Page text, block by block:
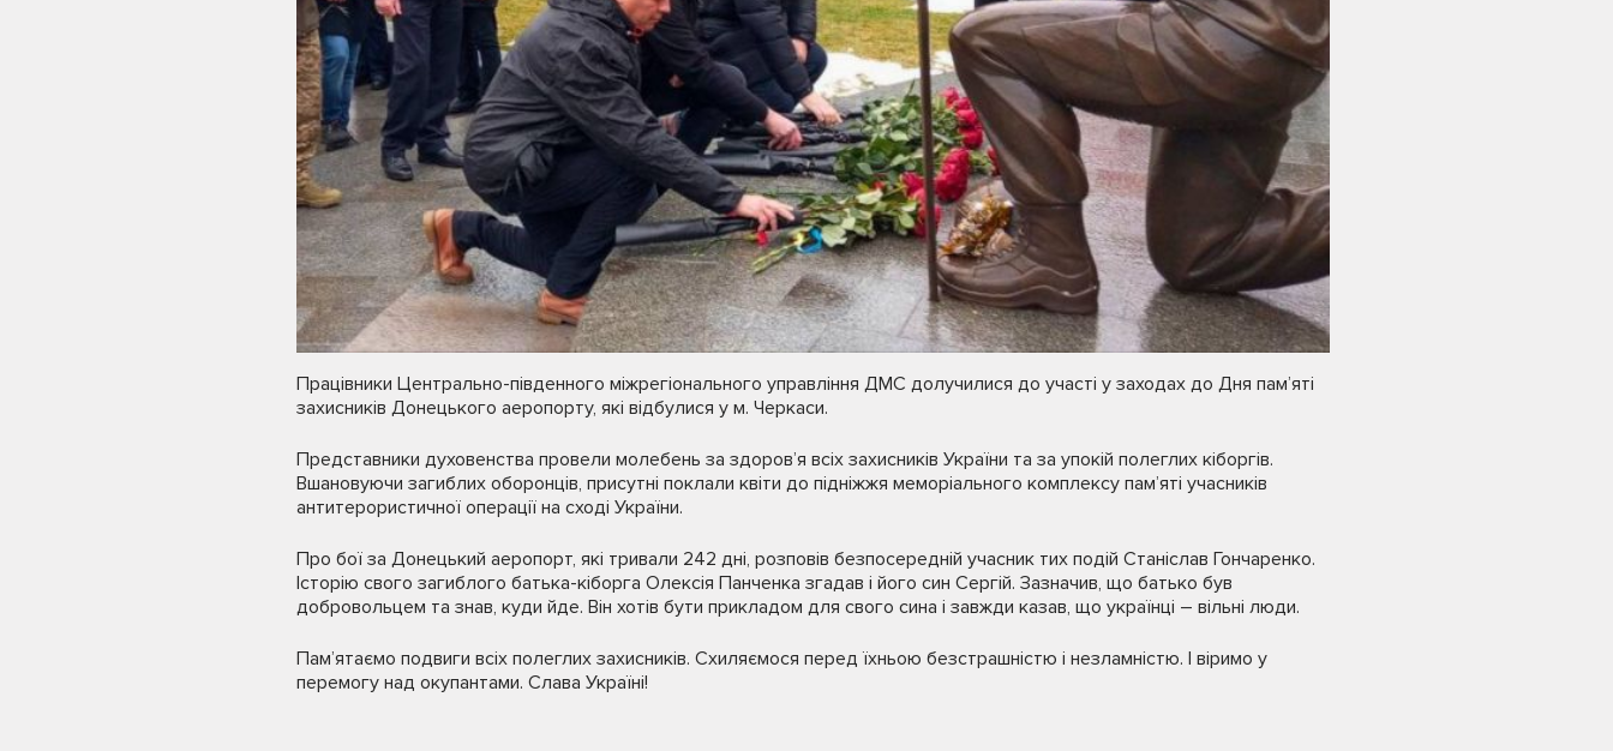
Працівники Центрально-південного міжрегіонального управління ДМС долучилися до участі у заходах до Дня пам’яті
захисників Донецького аеропорту, які відбулися у м. Черкаси.
Представники духовенства провели молебень за здоров’я всіх захисників України та за упокій полеглих кіборгів.
Вшановуючи загиблих оборонців, присутні поклали квіти до підніжжя меморіального комплексу пам’яті учасників
антитерористичної операції на сході України.
Про бої за Донецький аеропорт, які тривали 242 дні, розповів безпосередній учасник тих подій Станіслав Гончаренко.
Історію свого загиблого батька-кіборга Олексія Панченка згадав і його син Сергій. Зазначив, що батько був
добровольцем та знав, куди йде. Він хотів бути прикладом для свого сина і завжди казав, що українці – вільні люди.
Пам’ятаємо подвиги всіх полеглих захисників. Схиляємося перед їхньою безстрашністю і незламністю. І віримо у
перемогу над окупантами. Слава Україні!